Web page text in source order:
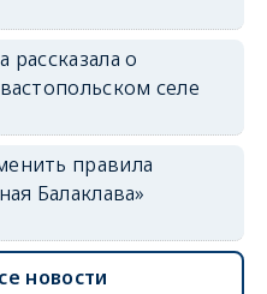
о
селе
правила
Балаклава»
новости